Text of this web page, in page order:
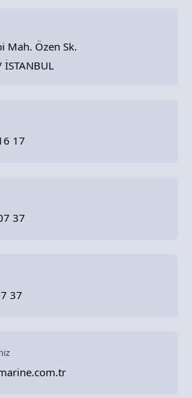
Mah. Özen Sk.
İSTANBUL
17
37
37